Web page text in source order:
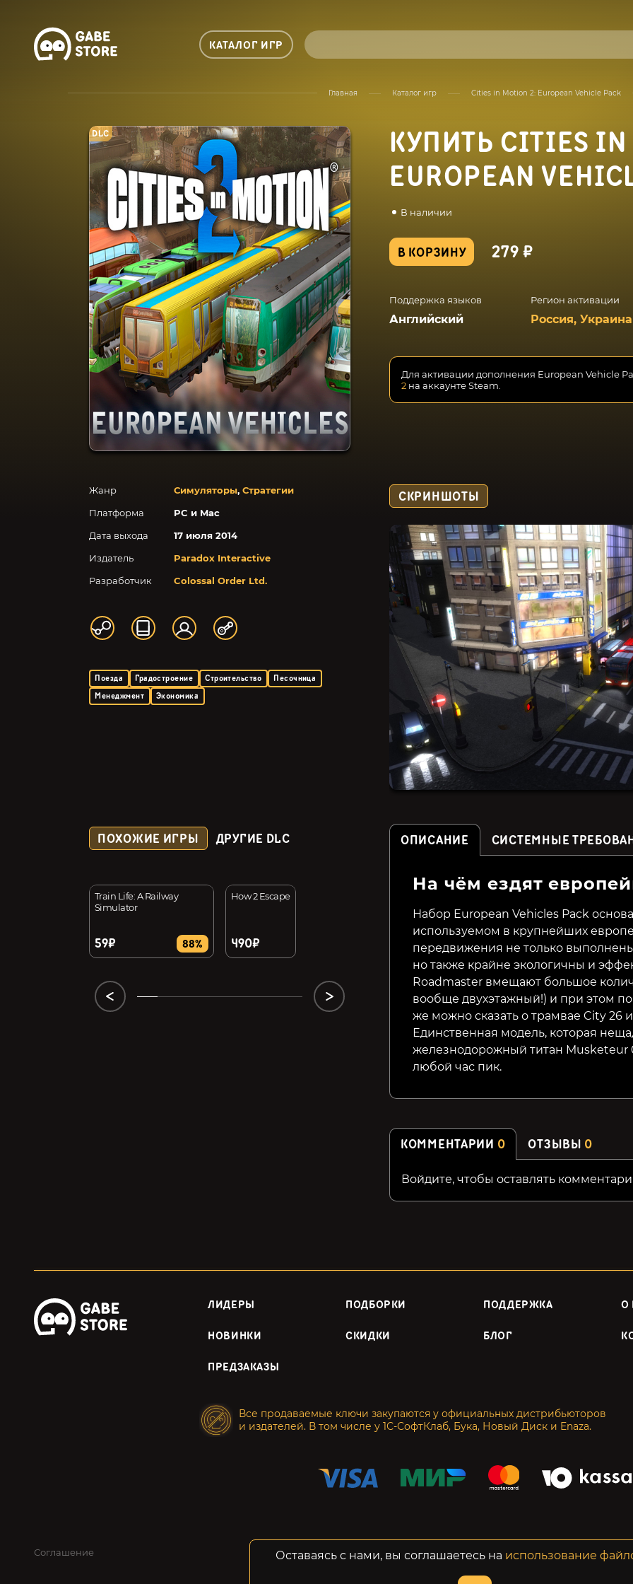
КАТАЛОГ ИГР
Главная Каталог игр Cities in Motion 2: European Vehicle Pack
DLC
КУПИТЬ CITIES IN
EUROPEAN
В наличии
В КОРЗИНУ 279 ₽
Поддержка языков
Английский
Регион активации
Россия,
Для активации дополнения European Vehicle
2 на аккаунте Steam.
Жанр Симуляторы, Стратегии
Платформа
PC и Mac
Дата выхода
17 июля 2014
Издатель
Paradox Interactive
Разработчик
Colossal Order Ltd.
Поезда Градостроение Строительство
Песочница
Менеджмент
Экономика
СКРИНШОТЫ
ПОХОЖИЕ ИГРЫ ДРУГИЕ DLC
Train Life: A Railway
Simulator
59₽ 88%
How 2 Escape
490₽ 72%
Station to Station
299₽ 40%
ОПИСАНИЕ СИСТЕМНЫЕ
На чём ездят
Набор European Vehicles Pack
используемом в крупнейших
передвижения не только
но также крайне экологичны и
Roadmaster вмещают большое
вообще двухэтажный!) и при этом
же можно сказать о трамвае City 26
Единственная модель, которая
железнодорожный титан Musketeur
любой час пик.
КОММЕНТАРИИ 0 ОТЗЫВЫ 0
Войдите, чтобы оставлять
ЛИДЕРЫ ПОДБОРКИ ПОДДЕРЖКА О
НОВИНКИ СКИДКИ БЛОГ
ПРЕДЗАКАЗЫ
Все продаваемые ключи закупаются у официальных дистрибьюторов
и издателей. В том числе у 1С-СофтКлаб, Бука, Новый Диск и Enaza.
Соглашение Конфиденциальность Возвраты
Оставаясь с нами, вы соглашаетесь на использование